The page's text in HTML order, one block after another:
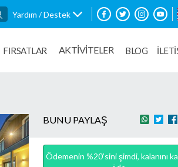
Yardım / Destek
FIRSATLAR AKTİVİTELER BLOG
BUNU PAYLAŞ
Ödemenin %20’sini şimdi, kalanını